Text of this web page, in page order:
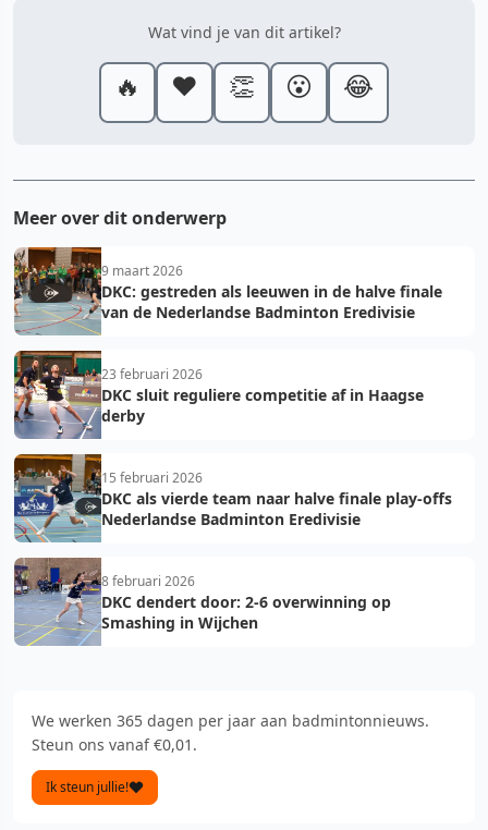
Wat vind je van dit artikel?
🔥 ❤️ 👏 😮 😂
Meer over dit onderwerp
9 maart 2026
DKC: gestreden als leeuwen in de halve finale
van de Nederlandse Badminton Eredivisie
23 februari 2026
DKC sluit reguliere competitie af in Haagse
derby
15 februari 2026
DKC als vierde team naar halve finale play-offs
Nederlandse Badminton Eredivisie
8 februari 2026
DKC dendert door: 2-6 overwinning op
Smashing in Wijchen
We werken 365 dagen per jaar aan badmintonnieuws.
Steun ons vanaf €0,01.
Ik steun jullie!